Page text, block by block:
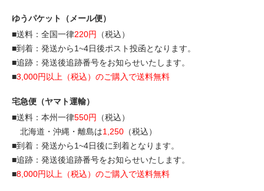
ゆうパケット（メール便）
■送料：全国一律220円
（税込）
■到着：発送から1~4日後ポスト投函となります。
■追跡：発送後追跡番号をお知らせいたします。
■3,000円以上（税込）のご購入で送料無料
宅急便（ヤマト運輸）
■送料：本州一律550円
（税込）
北海道・沖縄・離島は1,250 （税込）
■到着：発送から1~4日後に到着となります。
■追跡：発送後追跡番号をお知らせいたします。
■8,000円以上（税込）のご購入で送料無料